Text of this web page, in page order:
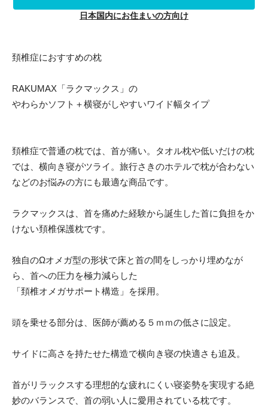
日本国内にお住まいの方向け
頚椎症におすすめの枕
RAKUMAX「ラクマックス」の
やわらかソフト＋横寝がしやすいワイド幅タイプ
頚椎症で普通の枕では、首が痛い。タオル枕や低いだけの枕
では、横向き寝がツライ。旅行さきのホテルで枕が合わない
などのお悩みの方にも最適な商品です。
ラクマックスは、首を痛めた経験から誕生した首に負担をか
けない頚椎保護枕です。
独自のΩオメガ型の形状で床と首の間をしっかり埋めなが
ら、首への圧力を極力減らした
「頚椎オメガサポート構造」を採用。
頭を乗せる部分は、医師が薦める５ｍｍの低さに設定。
サイドに高さを持たせた構造で横向き寝の快適さも追及。
首がリラックスする理想的な疲れにくい寝姿勢を実現する絶
妙のバランスで、首の弱い人に愛用されている枕です。